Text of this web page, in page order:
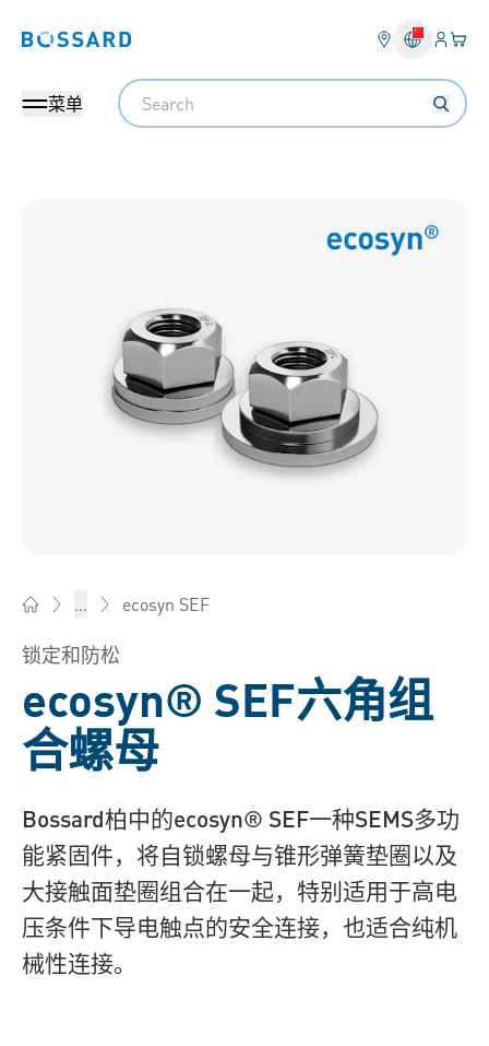
Bossard homepage 登入
您
菜单
Search
... ecosyn SEF
锁定和防松
ecosyn® SEF六角组
合螺母
Bossard柏中的ecosyn® SEF一种SEMS多功
能紧固件，将自锁螺母与锥形弹簧垫圈以及
大接触面垫圈组合在一起，特别适用于高电
压条件下导电触点的安全连接，也适合纯机
械性连接。